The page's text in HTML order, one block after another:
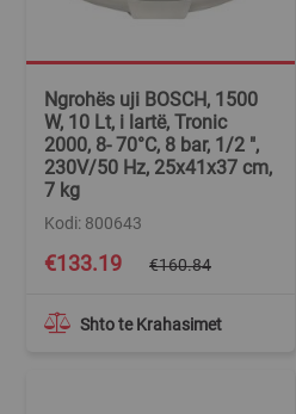
Ngrohës uji BOSCH, 1500
W, 10 Lt, i lartë, Tronic
2000, 8- 70°C, 8 bar, 1/2 ",
230V/50 Hz, 25x41x37 cm,
7 kg
Kodi: 800643
Shto te Krahasimet
Special
Price
€133.19 €160.84